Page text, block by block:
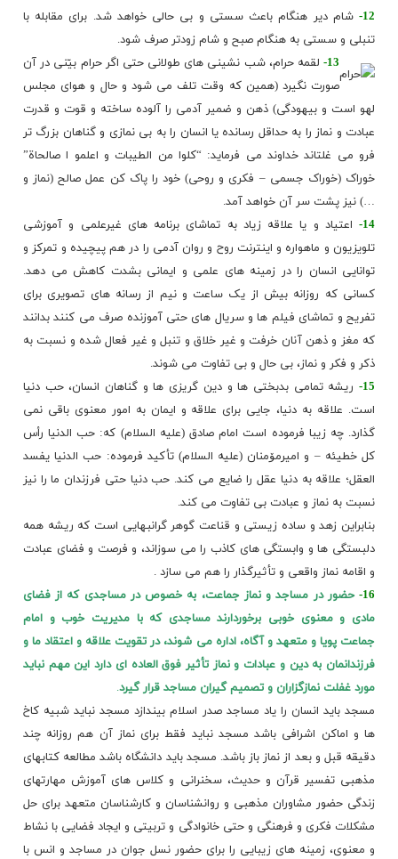
12-
شام دیر هنگام باعث سستی و بی حالی خواهد شد. برای مقابله با
تنبلی و سستی به هنگام صبح و شام زودتر صرف شود.
13- لقمه حرام، شب نشینی های طولانی حتی اگر حرام بیّنی در آن
صورت نگیرد (همین که وقت تلف می شود و حال و هوای مجلس
لهو است و بیهودگی) ذهن و ضمیر آدمی را آلوده ساخته و قوت و قدرت
عبادت و نماز را به حداقل رسانده یا انسان را به بی نمازی وگناهان بزرگ تر
فرو می غلتاند خداوند می فرماید: “کلوا من الطیبات و اعلمو ا صالحاة”
خوراک (خوراک جسمی – فکری و روحی) خود را پاک کن عمل صالح (نماز و
…) نیز پشت سر آن خواهد آمد.
14-
اعتیاد و یا علاقه زیاد به تماشای برنامه های غیرعلمی و آموزشی
تلویزیون و ماهواره و اینترنت روح و روان آدمی را در هم پیچیده و تمرکز و
توانایی انسان را در زمینه های علمی و ایمانی بشدت کاهش می دهد.
کسانی که روزانه بیش از یک ساعت و نیم از رسانه های تصویری برای
تفریح و تماشای فیلم ها و سریال های حتی آموزنده صرف می کنند بدانند
که مغز و ذهن آنان خرفت و غیر خلاق و تنبل و غیر فعال شده و نسبت به
ذکر و فکر و نماز، بی حال و بی تفاوت می شوند.
15-
ریشه تمامی بدبختی ها و دین گریزی ها و گناهان انسان، حب دنیا
است. علاقه به دنیا، جایی برای علاقه و ایمان به امور معنوی باقی نمی
گذارد. چه زیبا فرموده است امام صادق (علیه السلام) که: حب الدنیا رأس
کل خطیئه – و امیرمۆمنان (علیه السلام) تأکید فرموده: حب الدنیا یفسد
العقل؛ علاقه به دنیا عقل را ضایع می کند. حب دنیا حتی فرزندان ما را نیز
نسبت به نماز و عبادت بی تفاوت می کند.
بنابراین زهد و ساده زیستی و قناعت گوهر گرانبهایی است که ریشه همه
دلبستگی ها و وابستگی های کاذب را می سوزاند، و فرصت و فضای عبادت
و اقامه نماز واقعی و تأثیرگذار را هم می سازد .
16- حضور در مساجد و نماز جماعت، به خصوص در مساجدی که از فضای
مادی و معنوی خوبی برخوردارند مساجدی که با مدیریت خوب و امام
جماعت پویا و متعهد و آگاه، اداره می شوند، در تقویت علاقه و اعتقاد ما و
فرزندانمان به دین و عبادات و نماز تأثیر فوق العاده ای دارد این مهم نباید
مورد غفلت نمازگزاران و تصمیم گیران مساجد قرار گیرد.
مسجد باید انسان را یاد مساجد صدر اسلام بیندازد مسجد نباید شبیه کاخ
ها و اماکن اشرافی باشد مسجد نباید فقط برای نماز آن هم روزانه چند
دقیقه قبل و بعد از نماز باز باشد. مسجد باید دانشگاه باشد مطالعه کتابهای
مذهبیتفسیر قرآن و حدیث، سخنرانی و کلاس های آموزش مهارتهای
زندگی حضور مشاوران مذهبی و روانشناسان و کارشناسان متعهد برای حل
مشکلات فکری و فرهنگی و حتی خانوادگی و تربیتی و ایجاد فضایی با نشاط
و معنوی، زمینه های زیبایی را برای حضور نسل جوان در مساجد و انس با